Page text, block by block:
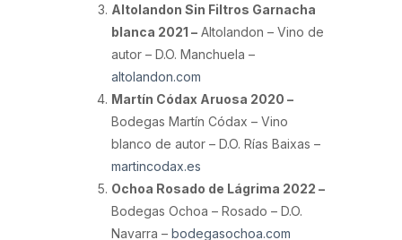
Altolandon Sin Filtros Garnacha
blanca 2021 – Altolandon – Vino de
autor – D.O. Manchuela –
altolandon.com
Martín Códax Aruosa 2020 –
Bodegas Martín Códax – Vino
blanco de autor – D.O. Rías Baixas –
martincodax.es
Ochoa Rosado de Lágrima 2022 –
Bodegas Ochoa – Rosado – D.O.
Navarra – bodegasochoa.com